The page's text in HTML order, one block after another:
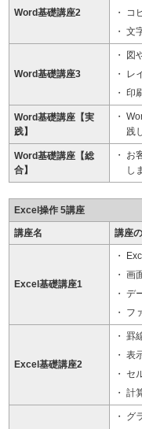
Word基礎講座2
コ
文
Word基礎講座3
図
レ
印
Word基礎講座【実
践】
践
Word基礎講座【総
合】
お
し
Excel操作 5講座
講座名 講座
Excel基礎講座1
画
デ
フ
Excel基礎講座2
罫
表
セ
計
グ